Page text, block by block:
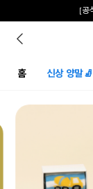
카
홈 신상 양말🧦